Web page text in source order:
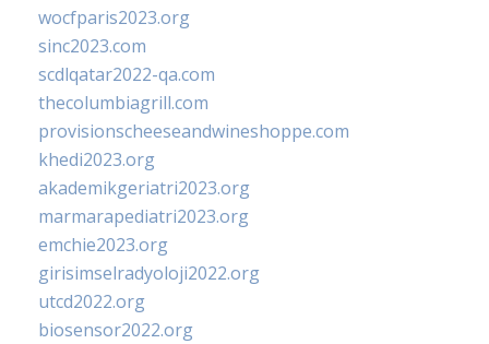
wocfparis2023.org
sinc2023.com
scdlqatar2022-qa.com
thecolumbiagrill.com
provisionscheeseandwineshoppe.com
khedi2023.org
akademikgeriatri2023.org
marmarapediatri2023.org
emchie2023.org
girisimselradyoloji2022.org
utcd2022.org
biosensor2022.org